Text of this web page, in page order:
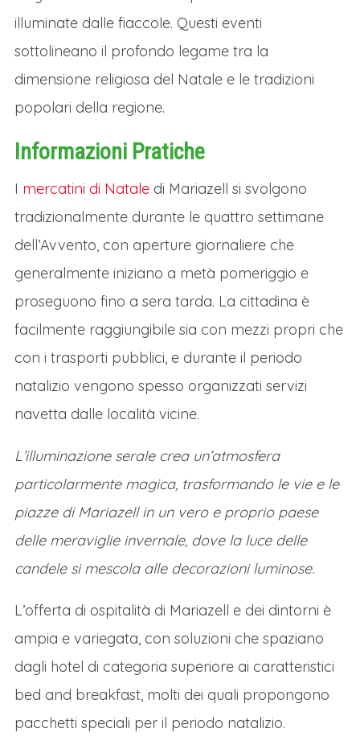
con una vista mozzafiato sulla città. Il
Mercatino dei Bambini al Mariahilferplatz,
con le sue luminose capanne blu, e il
Mercatino d'Avvento al Castello Eggenberg,
in un setting barocco, completano l'offerta,
dimostrando come la città sappia celebrare
il Natale tra storia, cultura e innovazione, per
un'atmosfera magica e raffinata.
CENA E PERNOTTAMENTO
Cena in hotel e pernottamento.
Mercatini di Natale Stiria e Carinzia: i Mercatini dei
Krampus Giorno 3
A seguito dell’abbondante colazione in hotel
ci sposteremo a Klagenfurt, l’accogliente
capitale della Carinzia affacciata sul lago
Wörthersee, che durante l’Avvento si
trasforma in un incantevole scenario
illuminate dalle fiaccole. Questi eventi
sottolineano il profondo legame tra la
dimensione religiosa del Natale e le tradizioni
popolari della regione.
Informazioni Pratiche
I mercatini di Natale di Mariazell si svolgono
tradizionalmente durante le quattro settimane
dell’Avvento, con aperture giornaliere che
generalmente iniziano a metà pomeriggio e
proseguono fino a sera tarda. La cittadina è
facilmente raggiungibile sia con mezzi propri che
con i trasporti pubblici, e durante il periodo
natalizio vengono spesso organizzati servizi
navetta dalle località vicine.
L’illuminazione serale crea un’atmosfera
particolarmente magica, trasformando le vie e le
piazze di Mariazell in un vero e proprio paese
delle meraviglie invernale, dove la luce delle
candele si mescola alle decorazioni luminose.
L’offerta di ospitalità di Mariazell e dei dintorni è
ampia e variegata, con soluzioni che spaziano
dagli hotel di categoria superiore ai caratteristici
bed and breakfast, molti dei quali propongono
pacchetti speciali per il periodo natalizio.